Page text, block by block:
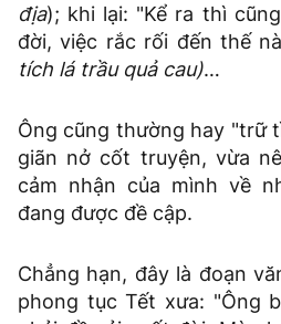
địa); khi lại: "Kể ra thì
đời, việc rắc rối đến thế
tích lá trầu quả cau)…
Ông cũng thường hay "trữ
giãn nở cốt truyện, vừa
cảm nhận của mình về
đang được đề cập.
Chẳng hạn, đây là đoạn
phong tục Tết xưa: "Ông